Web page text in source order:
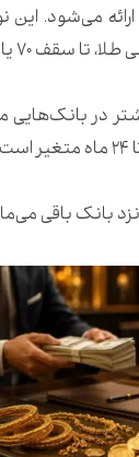
ارزش طلا، وام پرداخت می‌کند.
در بانک‌هایی
نزد بانک باقی